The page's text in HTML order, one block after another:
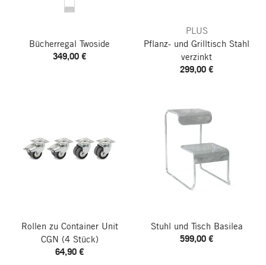
Bücherregal Twoside
349,00 €
PLUS
Pflanz- und Grilltisch Stahl
verzinkt
299,00 €
Rollen zu Container Unit
CGN (4 Stück)
64,90 €
Stuhl und Tisch Basilea
599,00 €